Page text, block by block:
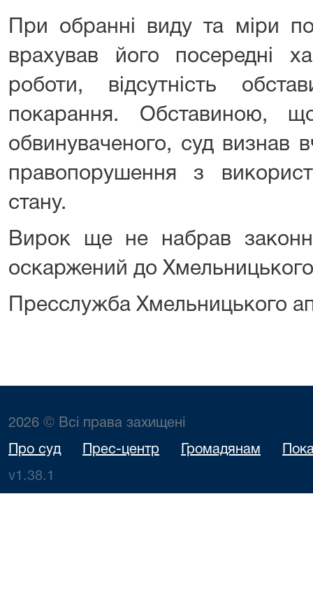
При обранні виду та міри
врахував його посередні
роботи, відсутність
покарання. Обставиною,
обвинуваченого, суд визнав
правопорушення з
стану.
Вирок ще не набрав
оскаржений до Хмельницького
Пресслужба Хмельницького
2026 © Всі права захищені
Про суд Прес-центр Громадянам
v1.38.1